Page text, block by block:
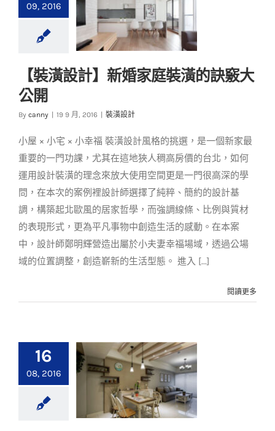
09, 2016
裝潢設計
【裝潢設計】新婚家庭裝潢的訣竅大
公開
By canny 19 9 月, 2016 裝潢設計
小屋 × 小宅 × 小幸福 裝潢設計風格的挑選，是一個新家最
重要的一門功課，尤其在這地狹人稠高房價的台北，如何
運用設計裝潢的理念來放大使用空間更是一門很高深的學
問，在本次的案例裡設計師選擇了純粹、簡約的設計基
調，構築起北歐風的居家哲學，而強調線條、比例與質材
的表現形式，更為平凡事物中創造生活的感動。在本案
中，設計師鄭明輝營造出屬於小夫妻幸福場域，透過公場
域的位置調整，創造嶄新的生活型態。 進入 [...]
閱讀更多
16
08, 2016